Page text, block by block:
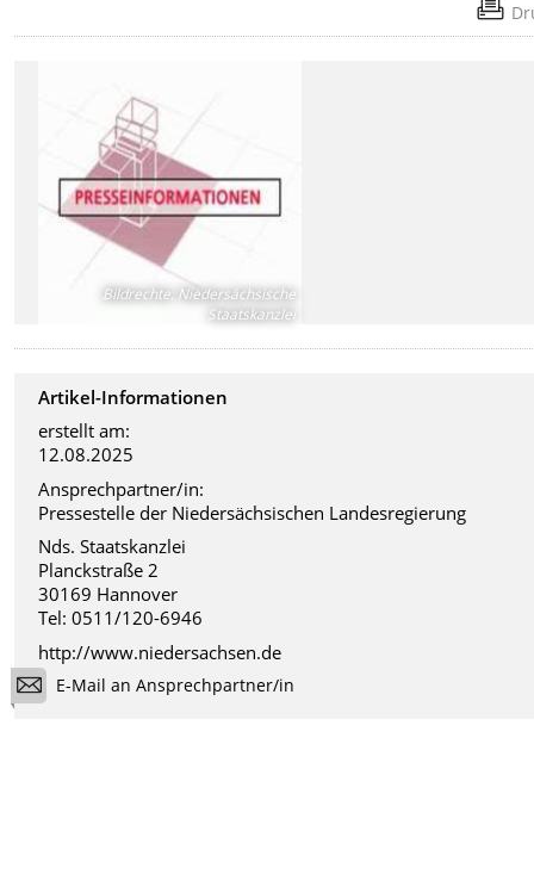
Bildrechte: Niedersächsische
Staatskanzlei
Artikel-Informationen
erstellt am:
12.08.2025
Ansprechpartner/in:
Pressestelle der Niedersächsischen Landesregierung
Nds. Staatskanzlei
Planckstraße 2
30169 Hannover
Tel: 0511/120-6946
http://www.niedersachsen.de
E-Mail an Ansprechpartner/in